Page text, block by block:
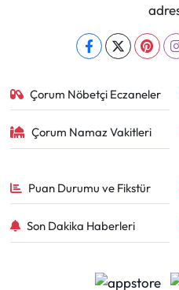
Çorum Nöbetçi Eczaneler
Çorum Namaz Vakitleri
Puan Durumu ve Fikstür
Son Dakika Haberleri